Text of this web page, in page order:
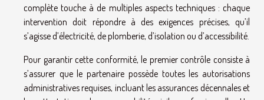
complète touche à de multiples aspects techniques : chaque
intervention doit répondre à des exigences précises, qu’il
s’agisse d’électricité, de plomberie, d’isolation ou d’accessibilité.
Pour garantir cette conformité, le premier contrôle consiste à
s’assurer que le partenaire possède toutes les autorisations
administratives requises, incluant les assurances décennales et